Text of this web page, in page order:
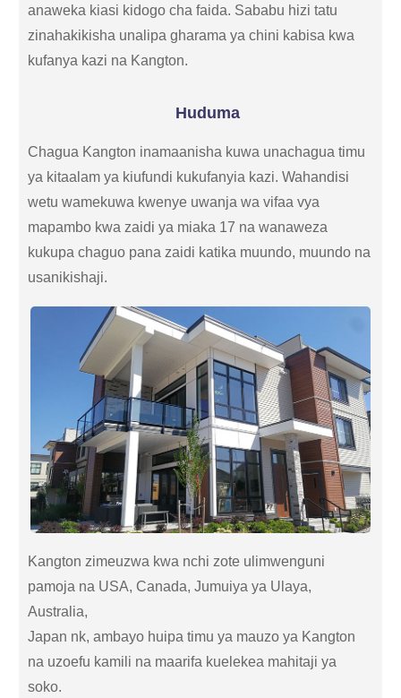
anaweka kiasi kidogo cha faida. Sababu hizi tatu
zinahakikisha unalipa gharama ya chini kabisa kwa
kufanya kazi na Kangton.
Huduma
Chagua Kangton inamaanisha kuwa unachagua timu
ya kitaalam ya kiufundi kukufanyia kazi. Wahandisi
wetu wamekuwa kwenye uwanja wa vifaa vya
mapambo kwa zaidi ya miaka 17 na wanaweza
kukupa chaguo pana zaidi katika muundo, muundo na
usanikishaji.
Kangton zimeuzwa kwa nchi zote ulimwenguni
pamoja na USA, Canada, Jumuiya ya Ulaya,
Australia,
Japan nk, ambayo huipa timu ya mauzo ya Kangton
na uzoefu kamili na maarifa kuelekea mahitaji ya
soko.